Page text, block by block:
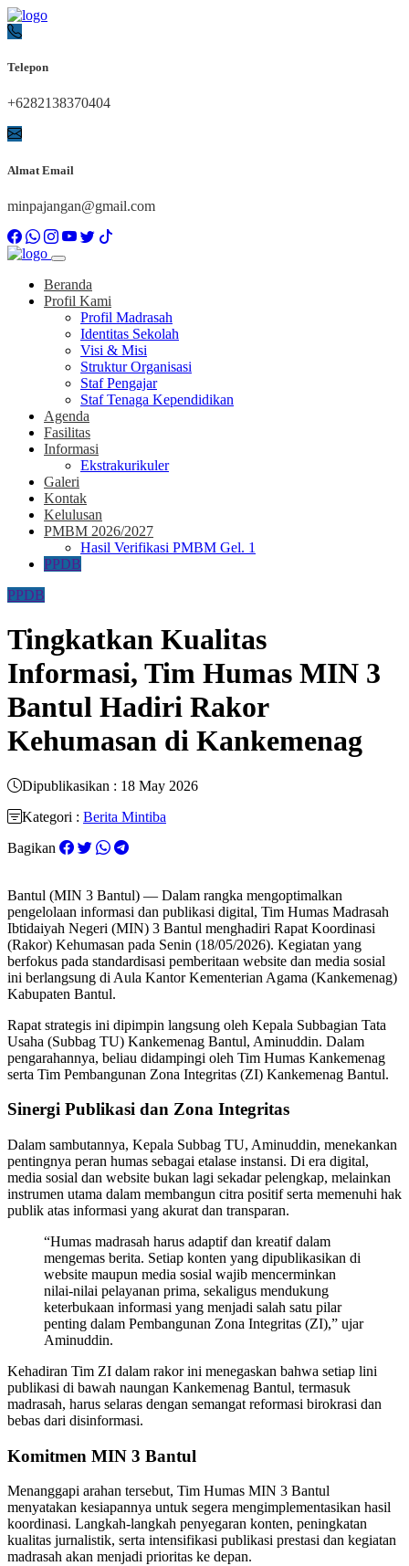
Telepon
+6282138370404
Almat Email
minpajangan@gmail.com
Beranda
Profil Kami
Profil Madrasah
Identitas Sekolah
Visi & Misi
Struktur Organisasi
Staf Pengajar
Staf Tenaga Kependidikan
Agenda
Fasilitas
Informasi
Ekstrakurikuler
Galeri
Kontak
Kelulusan
PMBM 2026/2027
Hasil Verifikasi PMBM Gel. 1
PPDB
PPDB
Tingkatkan Kualitas
Informasi, Tim Humas MIN 3
Bantul Hadiri Rakor
Kehumasan di Kankemenag
Dipublikasikan : 18 May 2026
Kategori : Berita Mintiba
Bagikan
Bantul (MIN 3 Bantul) — Dalam rangka mengoptimalkan
pengelolaan informasi dan publikasi digital, Tim Humas Madrasah
Ibtidaiyah Negeri (MIN) 3 Bantul menghadiri Rapat Koordinasi
(Rakor) Kehumasan pada Senin (18/05/2026). Kegiatan yang
berfokus pada standardisasi pemberitaan website dan media sosial
ini berlangsung di Aula Kantor Kementerian Agama (Kankemenag)
Kabupaten Bantul.
Rapat strategis ini dipimpin langsung oleh Kepala Subbagian Tata
Usaha (Subbag TU) Kankemenag Bantul, Aminuddin. Dalam
pengarahannya, beliau didampingi oleh Tim Humas Kankemenag
serta Tim Pembangunan Zona Integritas (ZI) Kankemenag Bantul.
Sinergi Publikasi dan Zona Integritas
Dalam sambutannya, Kepala Subbag TU, Aminuddin, menekankan
pentingnya peran humas sebagai etalase instansi. Di era digital,
media sosial dan website bukan lagi sekadar pelengkap, melainkan
instrumen utama dalam membangun citra positif serta memenuhi hak
publik atas informasi yang akurat dan transparan.
“Humas madrasah harus adaptif dan kreatif dalam
mengemas berita. Setiap konten yang dipublikasikan di
website maupun media sosial wajib mencerminkan
nilai-nilai pelayanan prima, sekaligus mendukung
keterbukaan informasi yang menjadi salah satu pilar
penting dalam Pembangunan Zona Integritas (ZI),” ujar
Aminuddin.
Kehadiran Tim ZI dalam rakor ini menegaskan bahwa setiap lini
publikasi di bawah naungan Kankemenag Bantul, termasuk
madrasah, harus selaras dengan semangat reformasi birokrasi dan
bebas dari disinformasi.
Komitmen MIN 3 Bantul
Menanggapi arahan tersebut, Tim Humas MIN 3 Bantul
menyatakan kesiapannya untuk segera mengimplementasikan hasil
koordinasi. Langkah-langkah penyegaran konten, peningkatan
kualitas jurnalistik, serta intensifikasi publikasi prestasi dan kegiatan
madrasah akan menjadi prioritas ke depan.